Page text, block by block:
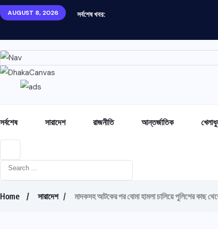
AUGUST 8, 2026 সর্বশেষ খবর:
সর্বশেষ সারাদেশ রাজনীতি আন্তর্জাতিক
Home সারাদেশ মাদকসহ আটকের পর বোমা হামলা চালিয়ে পুলিশের কাছ